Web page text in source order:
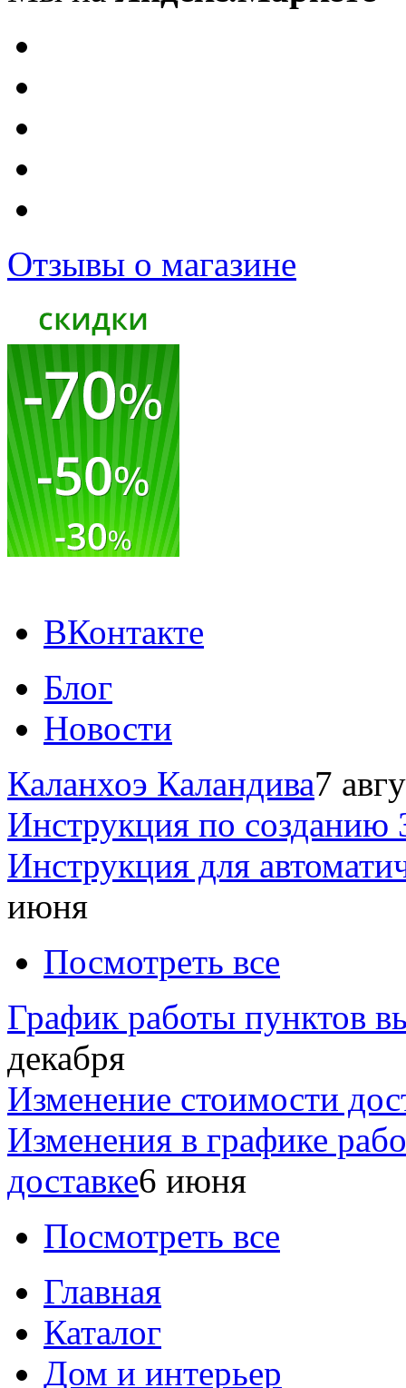
Отзывы о магазине
ВКонтакте
Блог
Новости
Каланхоэ Каландива7
Инструкция по созданию
Инструкция для
июня
Посмотреть все
График работы пунктов
декабря
Изменение стоимости
Изменения в графике
доставке6 июня
Посмотреть все
Главная
Каталог
Дом и интерьер